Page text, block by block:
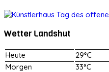
Wetter Landshut
Heute
29°C
Morgen
33°C